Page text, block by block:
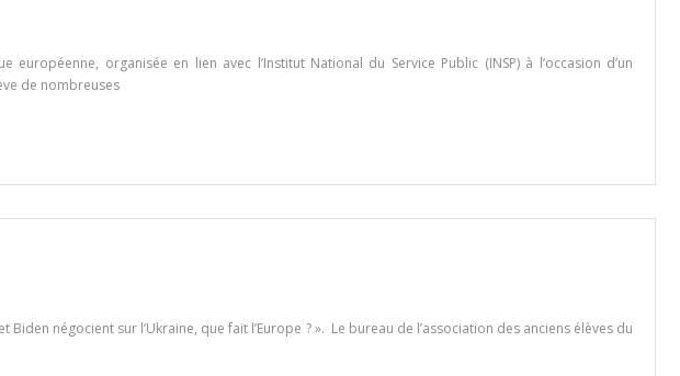
organisée en lien avec l’Institut National du Service Public (INSP) à l’occasion d’un
de nombreuses
négocient sur l’Ukraine, que fait l’Europe ? ». Le bureau de l’association des anciens élèves du